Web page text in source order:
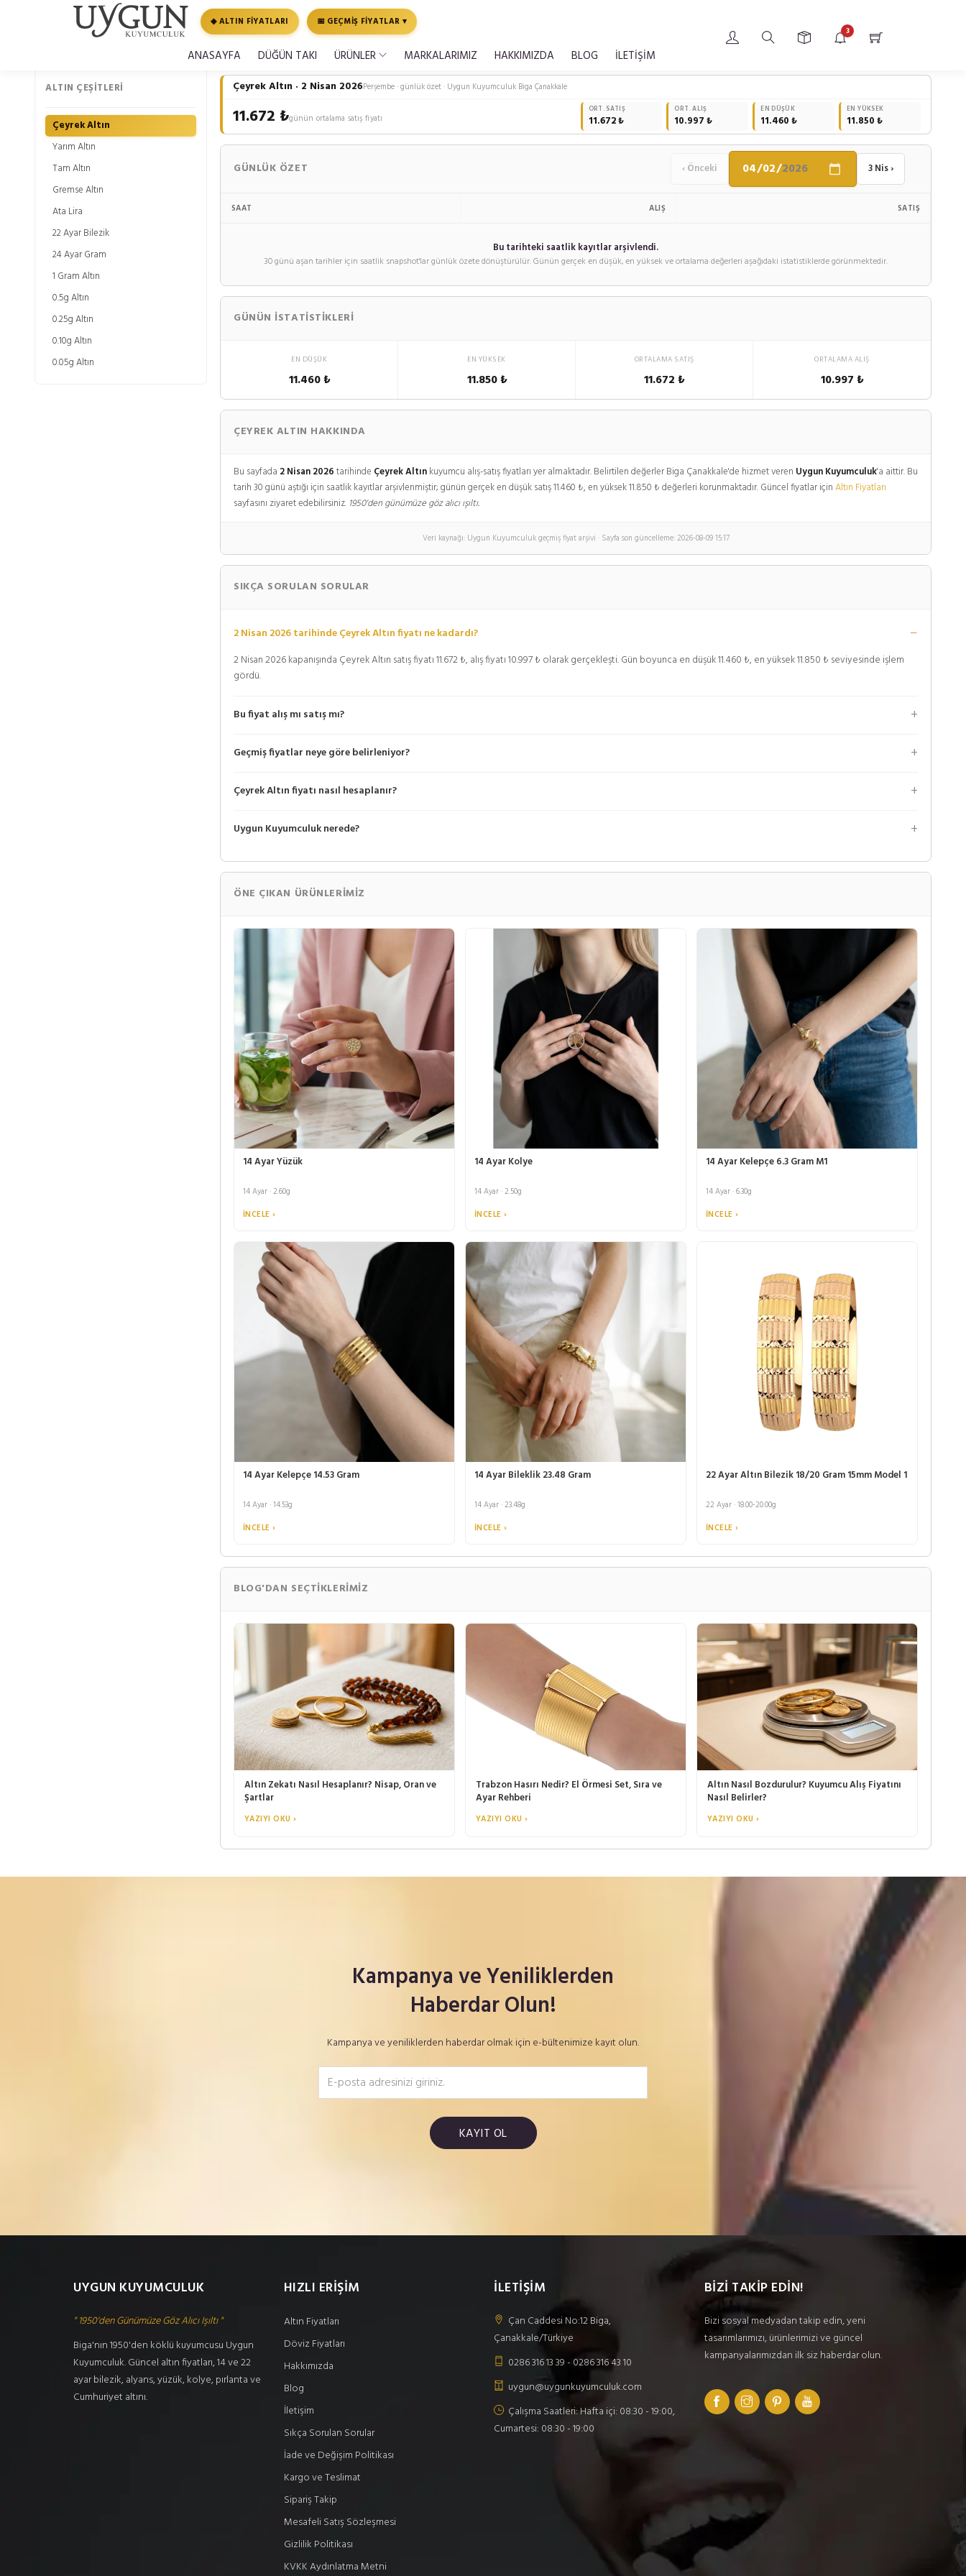
◆ ALTIN FİYATLARI 📅 GEÇMİŞ FİYATLAR ▾
3
ANASAYFA DÜĞÜN TAKI ÜRÜNLER MARKALARIMIZ HAKKIMIZDA BLOG İLETİŞİM
ALTIN ÇEŞITLERI
Çeyrek Altın
Yarım Altın
Tam Altın
Gremse Altın
Ata Lira
22 Ayar Bilezik
24 Ayar Gram
1 Gram Altın
0.5g Altın
0.25g Altın
0.10g Altın
0.05g Altın
Çeyrek Altın · 2 Nisan 2026Perşembe · günlük özet · Uygun Kuyumculuk Biga Çanakkale
11.672 ₺günün ortalama satış fiyatı
ORT. SATIŞ
11.672 ₺
ORT. ALIŞ
10.997 ₺
EN DÜŞÜK
11.460 ₺
EN YÜKSEK
11.850 ₺
GÜNLÜK ÖZET ‹ Önceki 3 Nis ›
SAAT ALIŞ SATIŞ
Bu tarihteki saatlik kayıtlar arşivlendi.
30 günü aşan tarihler için saatlik snapshot'lar günlük özete dönüştürülür. Günün gerçek en düşük, en yüksek ve ortalama değerleri aşağıdaki istatistiklerde görünmektedir.
GÜNÜN İSTATISTIKLERI
EN DÜŞÜK
11.460 ₺
EN YÜKSEK
11.850 ₺
ORTALAMA SATIŞ
11.672 ₺
ORTALAMA ALIŞ
10.997 ₺
ÇEYREK ALTIN HAKKINDA
Bu sayfada 2 Nisan 2026tarihinde Çeyrek Altınkuyumcu alış-satış fiyatları yer almaktadır. Belirtilen değerler Biga Çanakkale'de hizmet veren Uygun Kuyumculuk'a aittir. Bu
tarih 30 günü aştığı için saatlik kayıtlar arşivlenmiştir; günün gerçek en düşük satış 11.460 ₺, en yüksek 11.850 ₺ değerleri korunmaktadır. Güncel fiyatlar içinAltın Fiyatları
sayfasını ziyaret edebilirsiniz. 1950'den günümüze göz alıcı ışıltı.
Veri kaynağı: Uygun Kuyumculuk geçmiş fiyat arşivi · Sayfa son güncelleme: 2026-08-09 15:17
SIKÇA SORULAN SORULAR
2 Nisan 2026 tarihinde Çeyrek Altın fiyatı ne kadardı?
2 Nisan 2026 kapanışında Çeyrek Altın satış fiyatı 11.672 ₺, alış fiyatı 10.997 ₺ olarak gerçekleşti. Gün boyunca en düşük 11.460 ₺, en yüksek 11.850 ₺ seviyesinde işlem
gördü.
Bu fiyat alış mı satış mı?
Geçmiş fiyatlar neye göre belirleniyor?
Çeyrek Altın fiyatı nasıl hesaplanır?
Uygun Kuyumculuk nerede?
ÖNE ÇIKAN ÜRÜNLERIMIZ
14 Ayar Yüzük
14 Ayar · 2.60g
İNCELE ›
14 Ayar Kolye
14 Ayar · 2.50g
İNCELE ›
14 Ayar Kelepçe 6.3 Gram M1
14 Ayar · 6.30g
İNCELE ›
14 Ayar Kelepçe 14.53 Gram
14 Ayar · 14.53g
İNCELE ›
14 Ayar Bileklik 23.48 Gram
14 Ayar · 23.48g
İNCELE ›
22 Ayar Altın Bilezik 18/20 Gram 15mm Model 1
22 Ayar · 18.00-20.00g
İNCELE ›
BLOG'DAN SEÇTIKLERIMIZ
Altın Zekatı Nasıl Hesaplanır? Nisap, Oran ve
Şartlar
YAZIYI OKU ›
Trabzon Hasırı Nedir? El Örmesi Set, Sıra ve
Ayar Rehberi
YAZIYI OKU ›
Altın Nasıl Bozdurulur? Kuyumcu Alış Fiyatını
Nasıl Belirler?
YAZIYI OKU ›
Kampanya ve Yeniliklerden
Haberdar Olun!
Kampanya ve yeniliklerden haberdar olmak için e-bültenimize kayıt olun.
KAYIT OL
UYGUN KUYUMCULUK
" 1950'den Günümüze Göz Alıcı Işıltı "
Biga'nın 1950'den köklü kuyumcusu Uygun
Kuyumculuk. Güncel altın fiyatları, 14 ve 22
ayar bilezik, alyans, yüzük, kolye, pırlanta ve
Cumhuriyet altını.
HIZLI ERİŞİM
Altın Fiyatları
Döviz Fiyatları
Hakkımızda
Blog
İletişim
Sıkça Sorulan Sorular
İade ve Değişim Politikası
Kargo ve Teslimat
Sipariş Takip
Mesafeli Satış Sözleşmesi
Gizlilik Politikası
KVKK Aydınlatma Metni
İLETİŞİM
Çan Caddesi No:12 Biga,
Çanakkale/Türkiye
0286 316 13 39 - 0286 316 43 10
uygun@uygunkuyumculuk.com
Çalışma Saatleri: Hafta içi: 08:30 - 19:00,
Cumartesi: 08:30 - 19:00
BİZİ TAKİP EDİN!
Bizi sosyal medyadan takip edin, yeni
tasarımlarımızı, ürünlerimizi ve güncel
kampanyalarımızdan ilk siz haberdar olun.